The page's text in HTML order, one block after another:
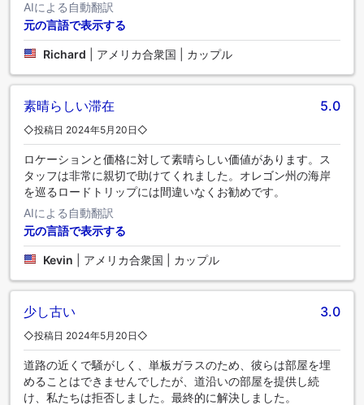
AIによる自動翻訳
元の言語で表示する
Richard アメリカ合衆国 | カップル
素晴らしい滞在 5.0
◇投稿日 2024年5月20日◇
ロケーションと価格に対して素晴らしい価値があります。ス
タッフは非常に親切で助けてくれました。オレゴン州の海岸
を巡るロードトリップには間違いなくお勧めです。
AIによる自動翻訳
元の言語で表示する
Kevin アメリカ合衆国 | カップル
少し古い 3.0
◇投稿日 2024年5月20日◇
道路の近くで騒がしく、単板ガラスのため、彼らは部屋を埋
めることはできませんでしたが、道沿いの部屋を提供し続
け、私たちは拒否しました。最終的に解決しました。